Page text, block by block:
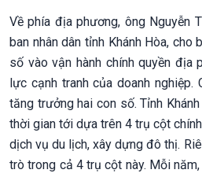
Về phía địa phương, ông Nguyễn
ban nhân dân tỉnh Khánh Hòa, cho
số vào vận hành chính quyền địa
lực cạnh tranh của doanh
tăng trưởng hai con số. Tỉnh
thời gian tới dựa trên 4 trụ cột
dịch vụ du lịch, xây dựng đô thị.
trò trong cả 4 trụ cột này. Mỗi